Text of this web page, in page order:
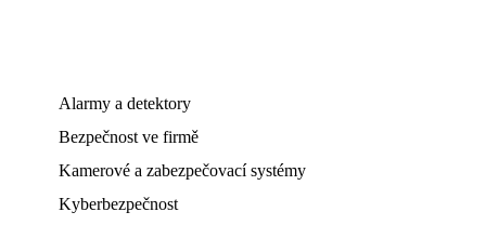
Alarmy a detektory
Bezpečnost ve firmě
Kamerové a zabezpečovací systémy
Kyberbezpečnost